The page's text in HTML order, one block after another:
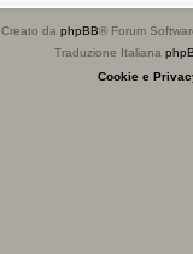
Creato da phpBB® Forum
Traduzione Italiana
Cookie e